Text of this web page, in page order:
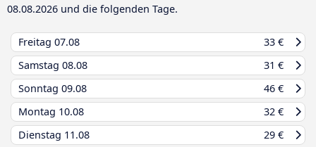
08.08.2026 und die folgenden Tage.
Freitag 07.08
33 €
Samstag 08.08
31 €
Sonntag 09.08
46 €
Montag 10.08
32 €
Dienstag 11.08
29 €